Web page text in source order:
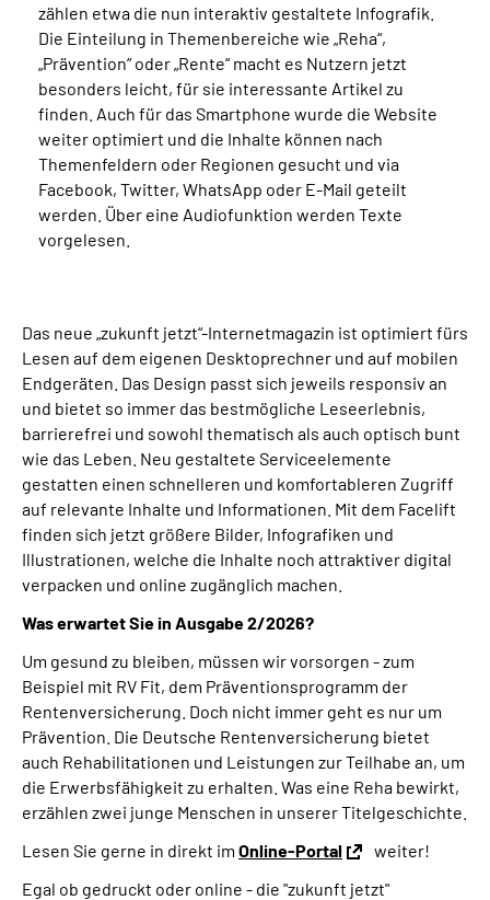
zählen etwa die nun interaktiv gestaltete Infografik.
Die Einteilung in Themenbereiche wie „Reha“,
„Prävention“ oder „Rente“ macht es Nutzern jetzt
besonders leicht, für sie interessante Artikel zu
finden. Auch für das Smartphone wurde die Website
weiter optimiert und die Inhalte können nach
Themenfeldern oder Regionen gesucht und via
Facebook, Twitter, WhatsApp oder E-Mail geteilt
werden. Über eine Audiofunktion werden Texte
vorgelesen.
Das neue „zukunft jetzt“-Internetmagazin ist optimiert fürs
Lesen auf dem eigenen Desktoprechner und auf mobilen
Endgeräten. Das Design passt sich jeweils responsiv an
und bietet so immer das bestmögliche Leseerlebnis,
barrierefrei und sowohl thematisch als auch optisch bunt
wie das Leben. Neu gestaltete Serviceelemente
gestatten einen schnelleren und komfortableren Zugriff
auf relevante Inhalte und Informationen. Mit dem Facelift
finden sich jetzt größere Bilder, Infografiken und
Illustrationen, welche die Inhalte noch attraktiver digital
verpacken und online zugänglich machen.
Was erwartet Sie in Ausgabe 2/2026?
Um gesund zu bleiben, müssen wir vorsorgen - zum
Beispiel mit RV Fit, dem Präventionsprogramm der
Rentenversicherung. Doch nicht immer geht es nur um
Prävention. Die Deutsche Rentenversicherung bietet
auch Rehabilitationen und Leistungen zur Teilhabe an, um
die Erwerbsfähigkeit zu erhalten. Was eine Reha bewirkt,
erzählen zwei junge Menschen in unserer Titelgeschichte.
Lesen Sie gerne in direkt im Online-Portal
weiter!
Egal ob gedruckt oder online - die "zukunft jetzt"